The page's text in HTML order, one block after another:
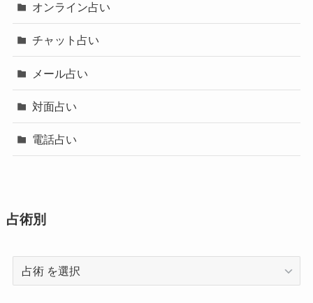
オンライン占い
チャット占い
メール占い
対面占い
電話占い
占術別
術